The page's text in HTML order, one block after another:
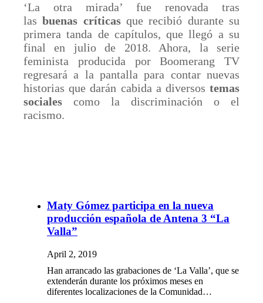
‘La otra mirada’ fue renovada tras
lasbuenas críticasque recibió durante su
primera tanda de capítulos, que llegó a su
final en julio de 2018. Ahora, la serie
feminista producida por Boomerang TV
regresará a la pantalla para contar nuevas
historias que darán cabida a diversos temas
sociales como la discriminación o el
racismo.
Maty Gómez participa en la nueva
producción española de Antena 3 “La
Valla”
April 2, 2019
Han arrancado las grabaciones de ‘La Valla’, que se
extenderán durante los próximos meses en
diferentes localizaciones de la Comunidad…